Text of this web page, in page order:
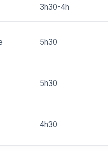
3h30-4h
5h30
5h30
4h30